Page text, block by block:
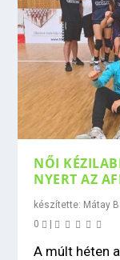
NŐI
NYERT AZ
készítette: Mátay
0
|
A múlt héten